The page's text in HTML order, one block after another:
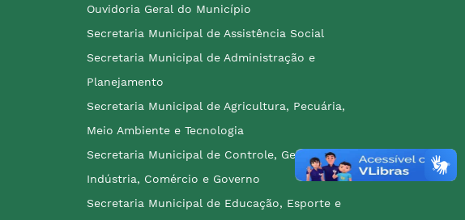
Ouvidoria Geral do Município
Secretaria Municipal de Assistência Social
Secretaria Municipal de Administração e
Planejamento
Secretaria Municipal de Agricultura, Pecuária,
Meio Ambiente e Tecnologia
Secretaria Municipal de Controle, Gestão,
Indústria, Comércio e Governo
Secretaria Municipal de Educação, Esporte e